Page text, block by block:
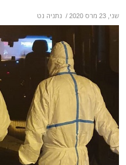
שני, 23 מרס 2020 / נתניה נט